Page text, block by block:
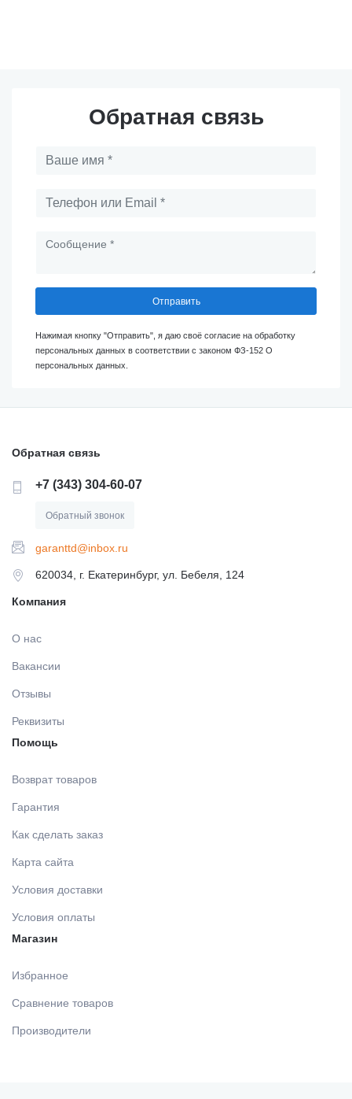
Обратная связь
Отправить
Нажимая кнопку "Отправить", я даю своё согласие на обработку
персональных данных в соответствии с законом ФЗ-152 О
персональных данных.
Обратная связь
+7 (343) 304-60-07
Обратный звонок
garanttd@inbox.ru
620034, г. Екатеринбург, ул. Бебеля, 124
Компания
О нас
Вакансии
Отзывы
Реквизиты
Помощь
Возврат товаров
Гарантия
Как сделать заказ
Карта сайта
Условия доставки
Условия оплаты
Магазин
Избранное
Сравнение товаров
Производители